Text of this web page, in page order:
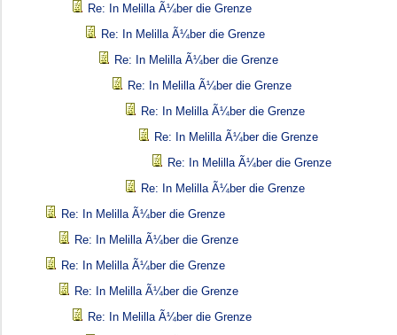
Re: In Melilla Ã¼ber die Grenze
Re: In Melilla Ã¼ber die Grenze
Re: In Melilla Ã¼ber die Grenze
Re: In Melilla Ã¼ber die Grenze
Re: In Melilla Ã¼ber die Grenze
Re: In Melilla Ã¼ber die Grenze
Re: In Melilla Ã¼ber die Grenze
Re: In Melilla Ã¼ber die Grenze
Re: In Melilla Ã¼ber die Grenze
Re: In Melilla Ã¼ber die Grenze
Re: In Melilla Ã¼ber die Grenze
Re: In Melilla Ã¼ber die Grenze
Re: In Melilla Ã¼ber die Grenze